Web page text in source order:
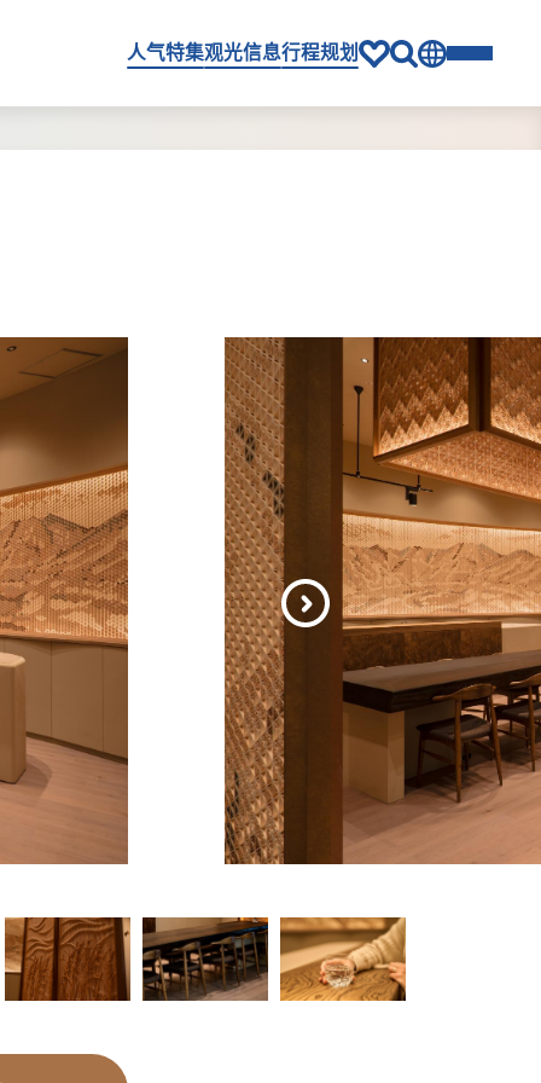
人气特集观光信息行程规划